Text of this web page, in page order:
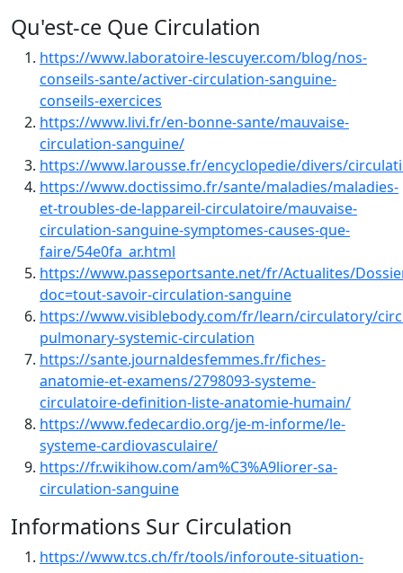
Qu'est-ce Que Circulation
https://www.laboratoire-lescuyer.com/blog/nos-
conseils-sante/activer-circulation-sanguine-
conseils-exercices
https://www.livi.fr/en-bonne-sante/mauvaise-
circulation-sanguine/
https://www.larousse.fr/encyclopedie/divers/
https://www.doctissimo.fr/sante/maladies/maladies-
et-troubles-de-lappareil-circulatoire/mauvaise-
circulation-sanguine-symptomes-causes-que-
faire/54e0fa_ar.html
https://www.passeportsante.net/fr/Actualites/
doc=tout-savoir-circulation-sanguine
https://www.visiblebody.com/fr/learn/circulatory/
pulmonary-systemic-circulation
https://sante.journaldesfemmes.fr/fiches-
anatomie-et-examens/2798093-systeme-
circulatoire-definition-liste-anatomie-humain/
https://www.fedecardio.org/je-m-informe/le-
systeme-cardiovasculaire/
https://fr.wikihow.com/am%C3%A9liorer-sa-
circulation-sanguine
Informations Sur Circulation
https://www.tcs.ch/fr/tools/inforoute-situation-